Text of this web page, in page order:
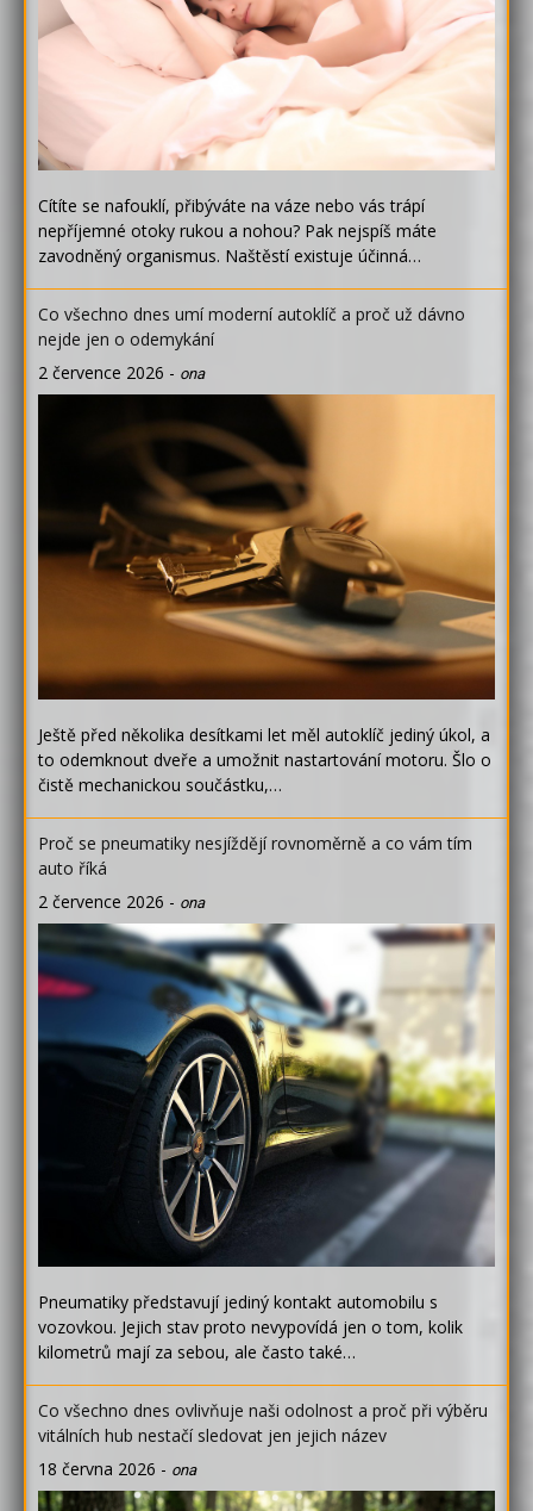
Cítíte se nafouklí, přibýváte na váze nebo vás trápí
nepříjemné otoky rukou a nohou? Pak nejspíš máte
zavodněný organismus. Naštěstí existuje účinná…
Co všechno dnes umí moderní autoklíč a proč už dávno
nejde jen o odemykání
2 července 2026 - ona
Ještě před několika desítkami let měl autoklíč jediný úkol, a
to odemknout dveře a umožnit nastartování motoru. Šlo o
čistě mechanickou součástku,…
Proč se pneumatiky nesjíždějí rovnoměrně a co vám tím
auto říká
2 července 2026 - ona
Pneumatiky představují jediný kontakt automobilu s
vozovkou. Jejich stav proto nevypovídá jen o tom, kolik
kilometrů mají za sebou, ale často také…
Co všechno dnes ovlivňuje naši odolnost a proč při výběru
vitálních hub nestačí sledovat jen jejich název
18 června 2026 - ona